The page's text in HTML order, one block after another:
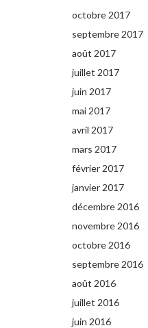
octobre 2017
septembre 2017
août 2017
juillet 2017
juin 2017
mai 2017
avril 2017
mars 2017
février 2017
janvier 2017
décembre 2016
novembre 2016
octobre 2016
septembre 2016
août 2016
juillet 2016
juin 2016